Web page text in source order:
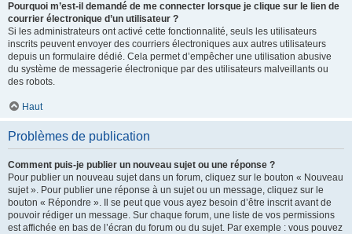
Pourquoi m’est-il demandé de me connecter lorsque je clique sur le lien de
courrier électronique d’un utilisateur ?
Si les administrateurs ont activé cette fonctionnalité, seuls les utilisateurs
inscrits peuvent envoyer des courriers électroniques aux autres utilisateurs
depuis un formulaire dédié. Cela permet d’empêcher une utilisation abusive
du système de messagerie électronique par des utilisateurs malveillants ou
des robots.
Haut
Problèmes de publication
Comment puis-je publier un nouveau sujet ou une réponse ?
Pour publier un nouveau sujet dans un forum, cliquez sur le bouton « Nouveau
sujet ». Pour publier une réponse à un sujet ou un message, cliquez sur le
bouton « Répondre ». Il se peut que vous ayez besoin d’être inscrit avant de
pouvoir rédiger un message. Sur chaque forum, une liste de vos permissions
est affichée en bas de l’écran du forum ou du sujet. Par exemple : vous pouvez